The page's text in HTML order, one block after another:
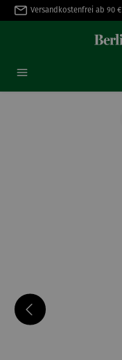
springen
Versandkostenfrei ab 90 €